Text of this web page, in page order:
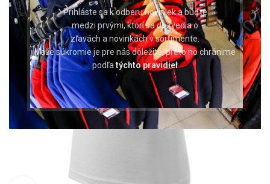
Prihláste sa k odberu noviniek a buďte
medzi prvými, ktorí sa dozvedia o
zľavách a novinkách v sortimente.
Vaše súkromie je pre nás dôležité, preto ho chránime
podľatýchto pravidiel